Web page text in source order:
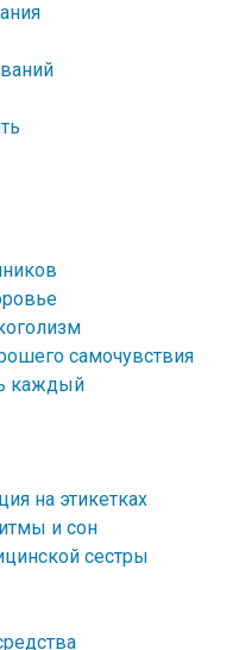
самочувствия
каждый
на этикетках
и сон
сестры